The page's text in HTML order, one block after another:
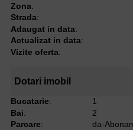
Zona:
Strada:
Adaugat in data:
Actualizat in data:
Vizite oferta:
Dotari imobil
Bucatarie:
1
Bai:
2
Parcare:
da-